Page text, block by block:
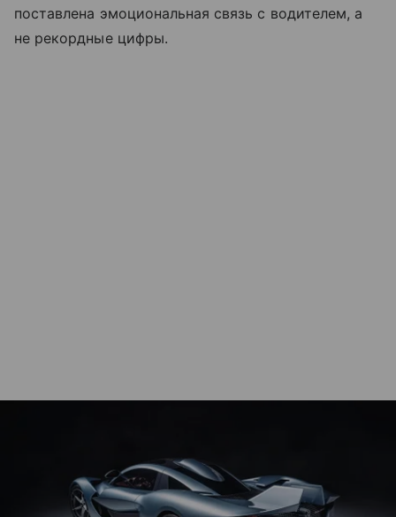
поставлена эмоциональная связь с водителем, а
не рекордные цифры.